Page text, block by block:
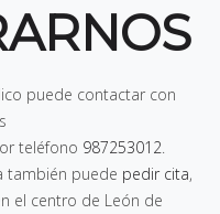
puede contactar con
teléfono 987253012.
también puede pedir cita,
el centro de León de